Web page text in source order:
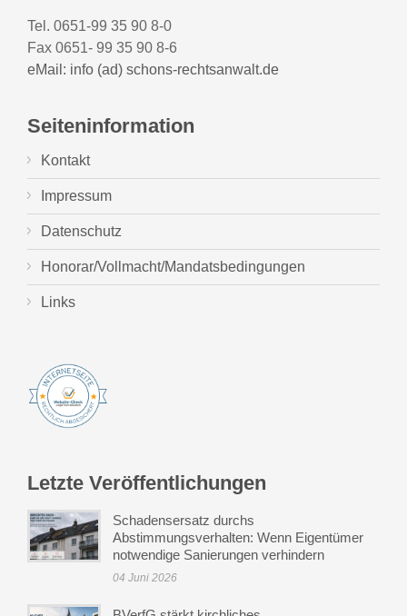
Tel. 0651-99 35 90 8-0
Fax 0651- 99 35 90 8-6
eMail: info (ad) schons-rechtsanwalt.de
Seiteninformation
Kontakt
Impressum
Datenschutz
Honorar/Vollmacht/Mandatsbedingungen
Links
Letzte Veröffentlichungen
Schadensersatz durchs
Abstimmungsverhalten: Wenn Eigentümer
notwendige Sanierungen verhindern
04 Juni 2026